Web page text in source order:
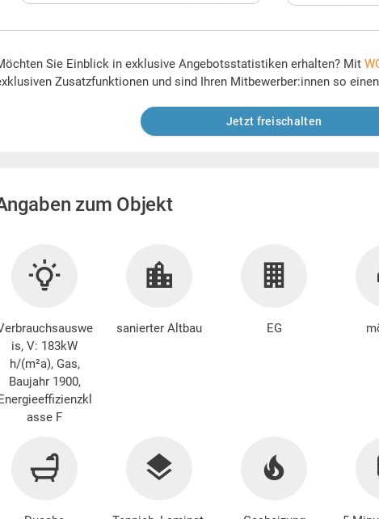
Sie Einblick in exklusive Angebotsstatistiken erhalten? Mit
Zusatzfunktionen und sind Ihren Mitbewerber:innen so
Jetzt freischalten
zum Objekt
is, V: 183kW
h/(m²a), Gas,
Baujahr 1900,
asse F
sanierter Altbau EG